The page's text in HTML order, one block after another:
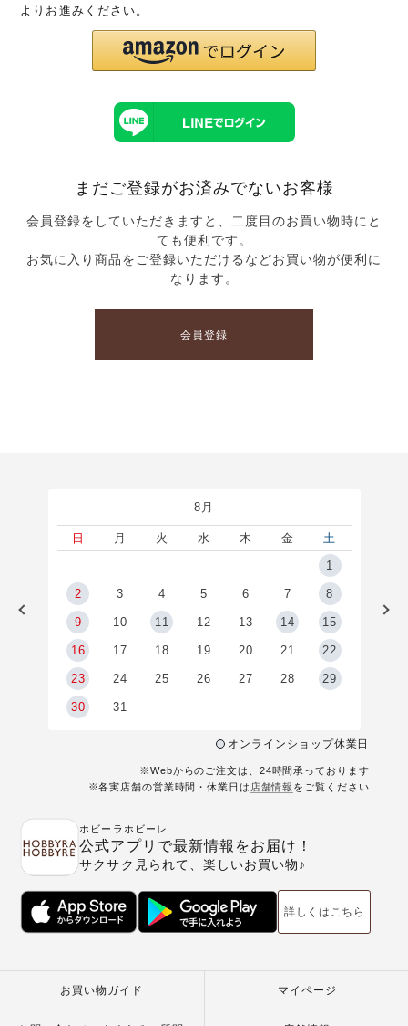
よりお進みください。
まだご登録がお済みでないお客様
会員登録をしていただきますと、二度目のお買い物時にと
ても便利です。
お気に入り商品をご登録いただけるなどお買い物が便利に
なります。
会員登録
8月
日 月 火 水 木 金
土
1
2 3 4 5 6 7 8
9 10 11 12 13 14 15
16 17 18 19 20 21 22
23 24 25 26 27 28 29
30 31
オンラインショップ休業日
※Webからのご注文は、24時間承っております
※各実店舗の営業時間・休業日は 店舗情報 をご覧ください
ホビーラホビーレ
公式アプリで最新情報をお届け！
サクサク見られて、楽しいお買い物♪
詳しくはこちら
お買い物ガイド マイページ